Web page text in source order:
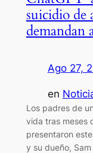
suicidio de
demandan
Ago 27,
en
Los padres de
vida tras meses
presentaron
y su dueño,